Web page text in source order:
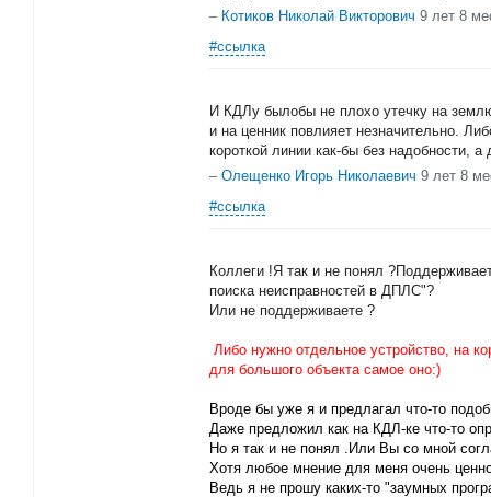
– Котиков Николай Викторович 9 лет 8
#ссылка
И КДЛу былобы не плохо утечку на
и на ценник повлияет незначительно.
короткой линии как-бы без надобности,
– Олещенко Игорь Николаевич 9 лет 8
#ссылка
Коллеги !Я так и не понял
поиска неисправностей в ДПЛС"?
Или не поддерживаете ?
Либо нужно отдельное устройство, на
для большого объекта самое оно:)
Вроде бы уже я и предлагал что-то
Даже предложил как на КДЛ-ке что-то
Но я так и не понял .Или Вы со мной
Хотя любое мнение для меня очень
Ведь я не прошу каких-то "заумных